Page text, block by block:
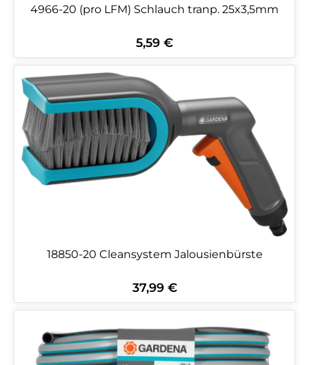
4966-20 (pro LFM) Schlauch tranp. 25x3,5mm
Regulärer Preis:
5,59 €
18850-20 Cleansystem Jalousienbürste
Regulärer Preis:
37,99 €